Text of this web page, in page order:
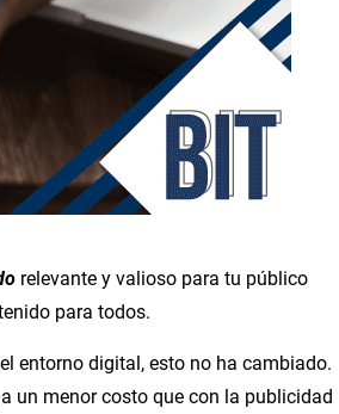
relevante y valioso para tu público
para todos.
entorno digital, esto no ha cambiado.
un menor costo que con la publicidad